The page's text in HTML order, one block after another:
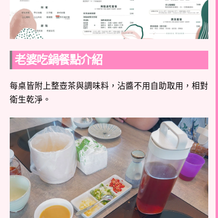
老婆吃鍋餐點介紹
每桌皆附上整壺茶與調味料，沾醬不用自助取用，相對
衛生乾淨。